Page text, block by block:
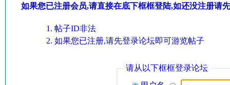
如果您已注册会员,请直接在底下框框登陆,如还没注册请
帖子ID非法
如果您已注册,请先登录论坛即可游览帖子
请从以下框框登录论坛